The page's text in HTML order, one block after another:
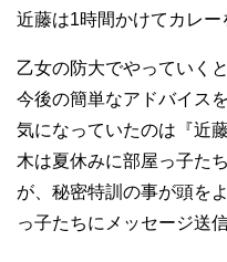
近藤は1時間かけてカレー
乙女の防大でやっていく
今後の簡単なアドバイス
気になっていたのは『近
木は夏休みに部屋っ子た
が、秘密特訓の事が頭を
っ子たちにメッセージ送